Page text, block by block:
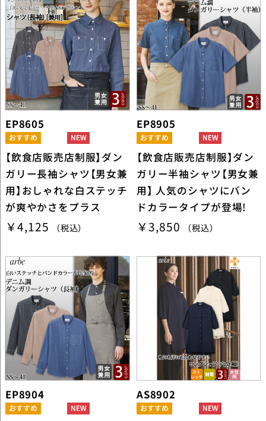
EP8605
【飲食店販売店制服】ダン
ガリー長袖シャツ【男女兼
用】おしゃれな白ステッチ
が爽やかさをプラス
￥4,125 （税込）
EP8905
【飲食店販売店制服】ダン
ガリー半袖シャツ【男女兼
用】 人気のシャツにバン
ドカラータイプが登場!
￥3,850 （税込）
EP8904 AS8902